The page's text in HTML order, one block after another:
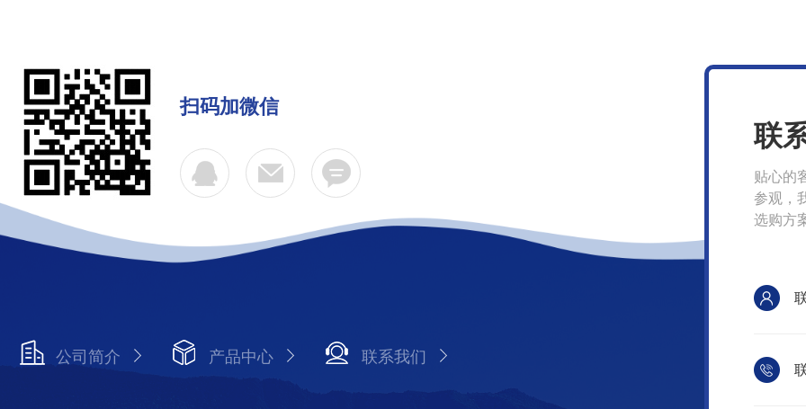
扫码加微信
公司简介 产品中心 联系我们
联
贴心的
参观，
选购方